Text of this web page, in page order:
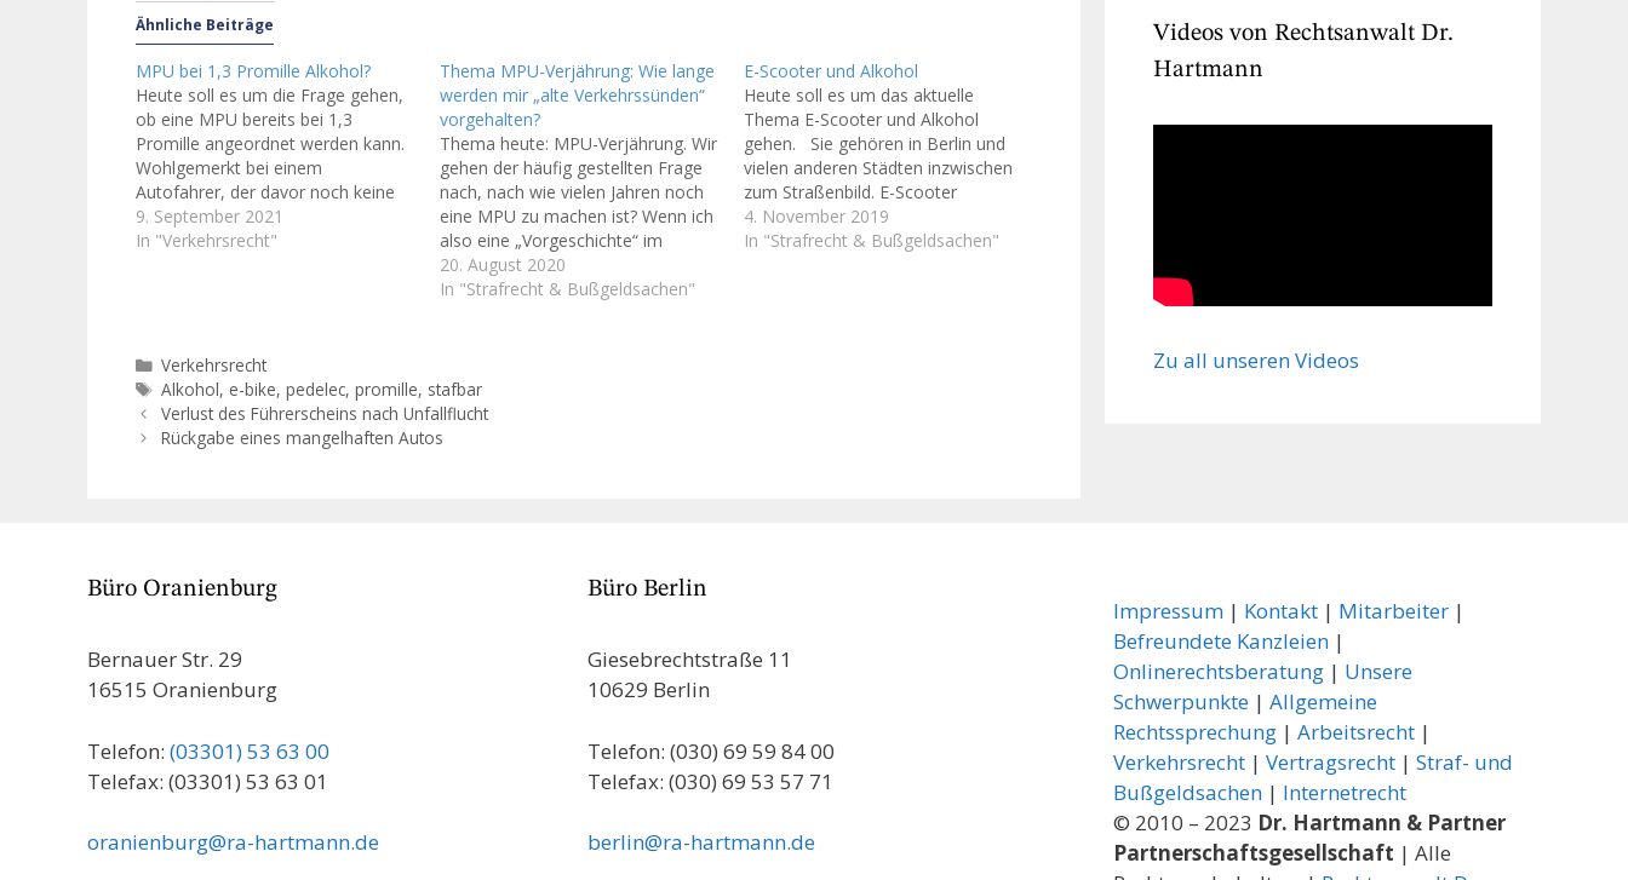
Ähnliche Beiträge
MPU bei 1,3 Promille Alkohol?
Heute soll es um die Frage gehen,
ob eine MPU bereits bei 1,3
Promille angeordnet werden kann.
Wohlgemerkt bei einem
Autofahrer, der davor noch keine
Tat begangen hat. Die Antwort ist
leider: Ja, das geht. Denn Achtung,
9. September 2021
In "Verkehrsrecht"
Thema MPU-Verjährung: Wie lange
werden mir „alte Verkehrssünden“
vorgehalten?
Thema heute: MPU-Verjährung. Wir
gehen der häufig gestellten Frage
nach, nach wie vielen Jahren noch
eine MPU zu machen ist? Wenn ich
also eine „Vorgeschichte“ im
Verkehrsstrafrecht habe, wie lange
wirkt sich dies dann noch aus?
welchen Fällen…
20. August 2020
In "Strafrecht & Bußgeldsachen"
E-Scooter und Alkohol
Heute soll es um das aktuelle
Thema E-Scooter und Alkohol
gehen. Sie gehören in Berlin und
vielen anderen Städten inzwischen
zum Straßenbild. E-Scooter
erobern die Städte, seitdem der
Gesetzgeber mir Wirkung zum
4. November 2019
In "Strafrecht & Bußgeldsachen"
Kategorien
Verkehrsrecht
Schlagwörter
Alkohol, e-bike,pedelec,promille, stafbar
Verlust des Führerscheins nach Unfallflucht
Rückgabe eines mangelhaften Autos
Videos von Rechtsanwalt Dr.
Hartmann
Zu all unseren Videos
Büro Oranienburg
Bernauer Str. 29
16515 Oranienburg
Telefon: (03301) 53 63 00
Telefax: (03301) 53 63 01
oranienburg@ra-hartmann.de
Büro Berlin
Giesebrechtstraße 11
10629 Berlin
Telefon: (030) 69 59 84 00
Telefax: (030) 69 53 57 71
berlin@ra-hartmann.de
Impressum| Kontakt| Mitarbeiter|
Befreundete Kanzleien|
Onlinerechtsberatung| Unsere
Schwerpunkte| Allgemeine
Rechtssprechung| Arbeitsrecht|
Verkehrsrecht| Vertragsrecht| Straf- und
Bußgeldsachen| Internetrecht
© 2010 – 2023 Dr. Hartmann & Partner
Partnerschaftsgesellschaft | Alle